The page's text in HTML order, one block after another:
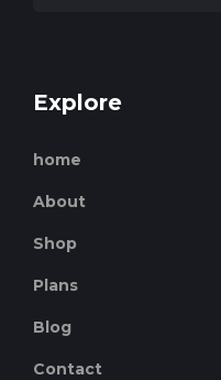
Explore
home
About
Shop
Plans
Blog
Contact